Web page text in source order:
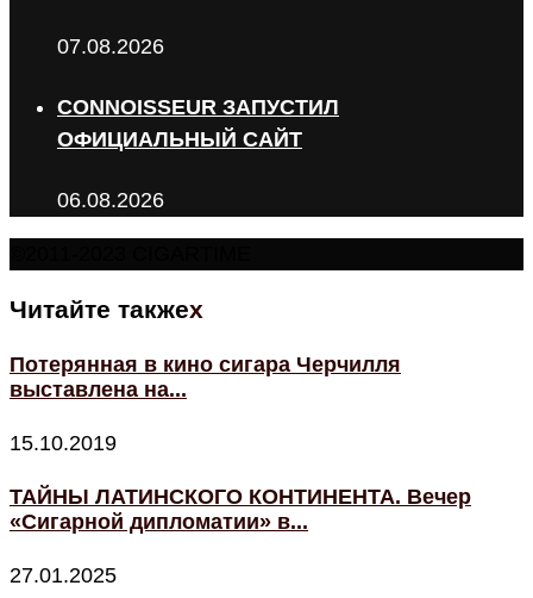
07.08.2026
CONNOISSEUR ЗАПУСТИЛ
ОФИЦИАЛЬНЫЙ САЙТ
06.08.2026
Читайте такжеx
Потерянная в кино сигара Черчилля
выставлена на...
15.10.2019
ТАЙНЫ ЛАТИНСКОГО КОНТИНЕНТА. Вечер
«Сигарной дипломатии» в...
27.01.2025